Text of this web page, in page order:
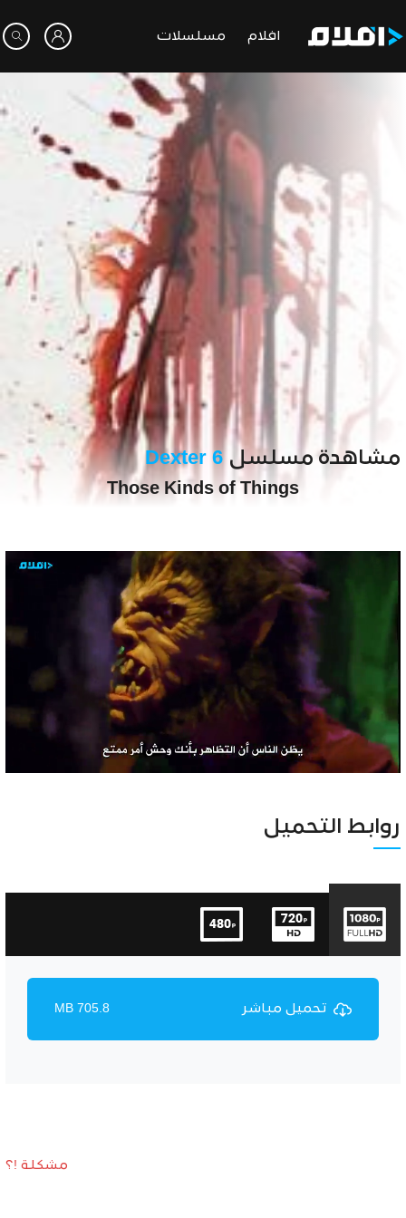
افلام مسلسلات
مشاهدة مسلسل Dexter 6
Those Kinds of Things
Unmute Settings
روابط التحميل
تحميل مباشر 705.8 MB
مشكلة !؟